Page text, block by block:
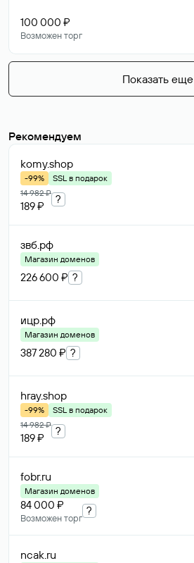
100 000 ₽
Возможен торг
Показать еще
Рекомендуем
komy.shop
-99%
SSL в подарок
14 982 ₽
189 ₽
?
звб.рф
Магазин доменов
226 600 ₽ ?
ицр.рф
Магазин доменов
387 280 ₽ ?
hray.shop
-99%
SSL в подарок
14 982 ₽
189 ₽
?
fobr.ru
Магазин доменов
84 000 ₽
Возможен торг
?
ncak.ru